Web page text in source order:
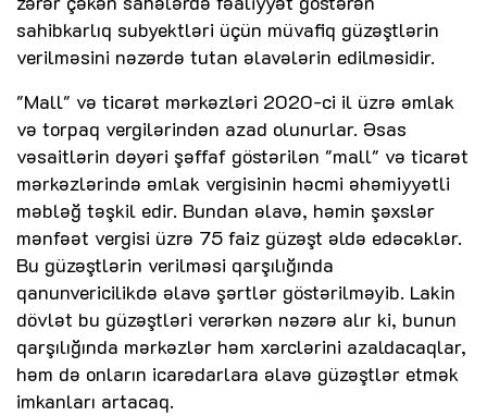
sahibkarlıq subyektləri üçün müvafiq güzəştlərin
verilməsini nəzərdə tutan əlavələrin edilməsidir.
"Mall" və ticarət mərkəzləri 2020-ci il üzrə əmlak
və torpaq vergilərindən azad olunurlar. Əsas
vəsaitlərin dəyəri şəffaf göstərilən "mall" və ticarət
mərkəzlərində əmlak vergisinin həcmi əhəmiyyətli
məbləğ təşkil edir. Bundan əlavə, həmin şəxslər
mənfəət vergisi üzrə 75 faiz güzəşt əldə edəcəklər.
Bu güzəştlərin verilməsi qarşılığında
qanunvericilikdə əlavə şərtlər göstərilməyib. Lakin
dövlət bu güzəştləri verərkən nəzərə alır ki, bunun
qarşılığında mərkəzlər həm xərclərini azaldacaqlar,
həm də onların icarədarlara əlavə güzəştlər etmək
imkanları artacaq.